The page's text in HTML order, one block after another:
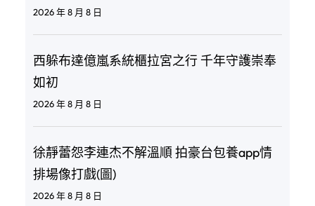
2026 年 8 月 8 日
西躲布達億嵐系統櫃拉宮之行 千年守護崇奉
如初
2026 年 8 月 8 日
徐靜蕾怨李連杰不解溫順 拍豪台包養app情
排場像打戲(圖)
2026 年 8 月 8 日